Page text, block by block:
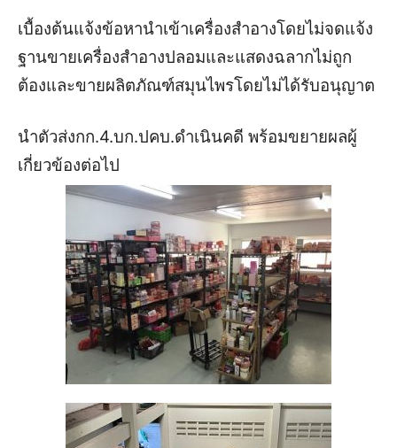
เบื้องต้นแจ้งข้อหานำเข้าเครื่องสำอางโดยไม่จดแจ้ง
ฐานขายเครื่องสำอางปลอมและแสดงฉลากไม่ถูก
ต้องและขายผลิตภัณฑ์สมุนไพรโดยไม่ได้รับอนุญาต
นำตัวส่งกก.4.บก.ปคบ.ดำเนินคดี พร้อมขยายผลผู้
เกี่ยวข้องต่อไป